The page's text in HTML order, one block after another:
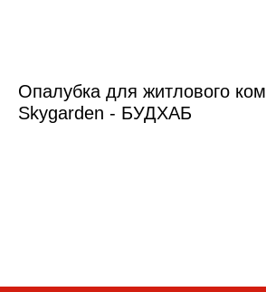
Опалубка для житлового
Skygarden - БУДХАБ